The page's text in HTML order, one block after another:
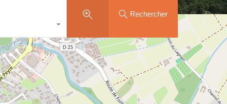
Rechercher